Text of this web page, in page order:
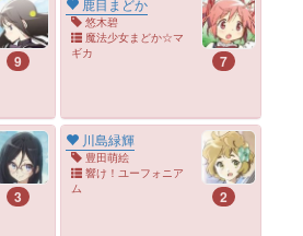
9
鹿目まどか
悠木碧
魔法少女まどか☆マ
ギカ
7
3
川島緑輝
豊田萌絵
響け！ユーフォニア
ム
2